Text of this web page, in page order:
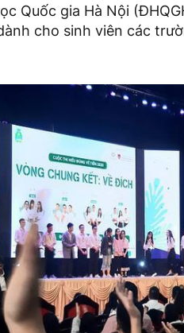
Quốc gia Hà Nội
cho sinh viên các